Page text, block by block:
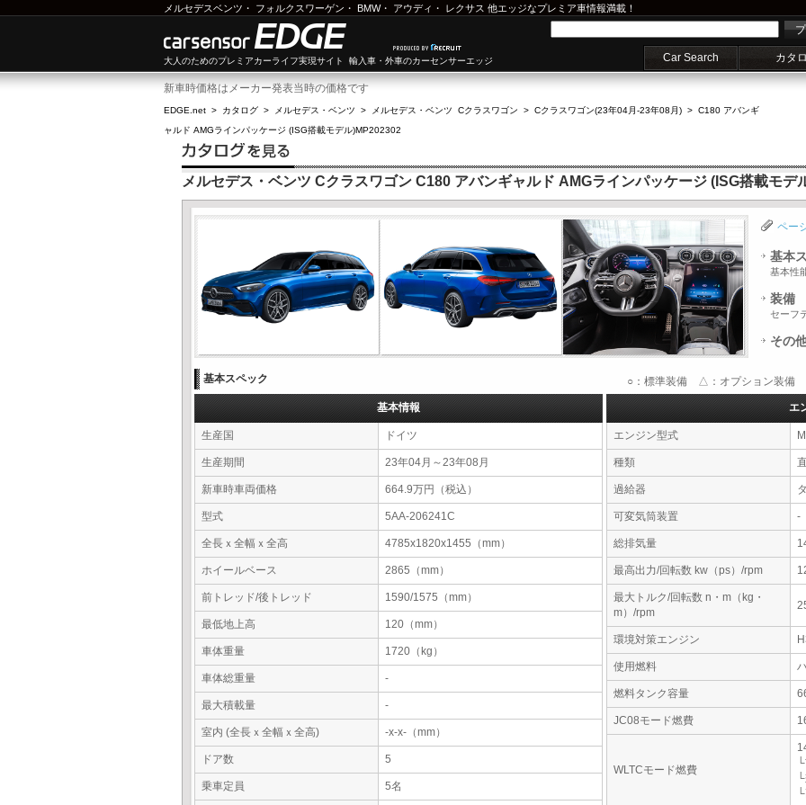
メルセデスベンツ ・ フォルクスワーゲン ・ BMW・ アウディ ・ レクサス 他エッジなプレミア車情報満載！
大人のためのプレミアカーライフ実現サイト 輸入車・外車のカーセンサーエッジ Car Search カタ
新車時価格はメーカー発表当時の価格です
EDGE.net > カタログ > メルセデス・ベンツ > メルセデス・ベンツ Cクラスワゴン > Cクラスワゴン(23年04月-23年08月) > C180 アバンギ
ャルド AMGラインパッケージ (ISG搭載モデル)MP202302
メルセデス・ベンツ Cクラスワゴン C180 アバンギャルド AMGラインパッケージ (ISG搭載モデ
ペー
基本
基本性
装備
セーフ
その
基本スペック ○：標準装備 △：オプション装備 -
基本情報
生産国 ドイツ
生産期間 23年04月～23年08月
新車時車両価格 664.9万円（税込）
型式 5AA-206241C
全長ｘ全幅ｘ全高 4785x1820x1455（mm）
ホイールベース 2865（mm）
前トレッド/後トレッド 1590/1575（mm）
最低地上高 120（mm）
車体重量 1720（kg）
車体総重量 -
最大積載量 -
室内 (全長ｘ全幅ｘ全高) -x-x-（mm）
ドア数 5
乗車定員 5名
エ
エンジン型式
種類
過給器
可変気筒装置 -
総排気量
最高出力/回転数 kw（ps）/rpm
最大トルク/回転数 n・m（kg・
m）/rpm
環境対策エンジン
使用燃料
燃料タンク容量
JC08モード燃費
WLTCモード燃費